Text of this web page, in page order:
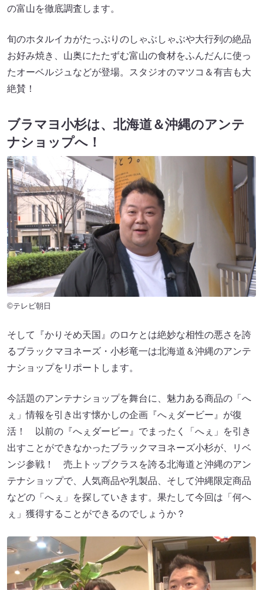
の富山を徹底調査します。
旬のホタルイカがたっぷりのしゃぶしゃぶや大行列の絶品
お好み焼き、山奥にたたずむ富山の食材をふんだんに使っ
たオーベルジュなどが登場。スタジオのマツコ＆有吉も大
絶賛！
ブラマヨ小杉は、北海道＆沖縄のアンテ
ナショップへ！
©テレビ朝日
そして『かりそめ天国』のロケとは絶妙な相性の悪さを誇
るブラックマヨネーズ・小杉竜一は北海道＆沖縄のアンテ
ナショップをリポートします。
今話題のアンテナショップを舞台に、魅力ある商品の「へ
ぇ」情報を引き出す懐かしの企画『へぇダービー』が復
活！ 以前の『へぇダービー』でまったく「へぇ」を引き
出すことができなかったブラックマヨネーズ小杉が、リベ
ンジ参戦！ 売上トップクラスを誇る北海道と沖縄のアン
テナショップで、人気商品や乳製品、そして沖縄限定商品
などの「へぇ」を探していきます。果たして今回は「何へ
ぇ」獲得することができるのでしょうか？